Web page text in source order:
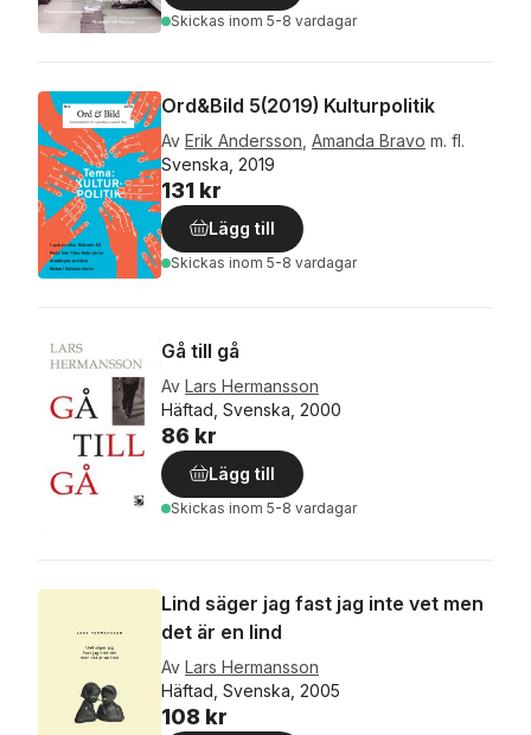
Skickas inom 5-8 vardagar
Ord&Bild 5(2019) Kulturpolitik
Av Erik Andersson Amanda Bravo m. fl.
Svenska, 2019
131 kr
Lägg till
Skickas inom 5-8 vardagar
Gå till gå
Av Lars Hermansson
Häftad, Svenska, 2000
86 kr
Lägg till
Skickas inom 5-8 vardagar
Lind säger jag fast jag inte vet men
det är en lind
Av Lars Hermansson
Häftad, Svenska, 2005
108 kr